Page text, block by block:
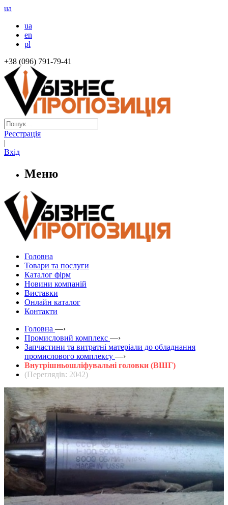
ua
ua
en
pl
+38 (096) 791-79-41
Реєстрація
|
Вхід
Меню
Головна
Товари та послуги
Каталог фірм
Новини компаній
Виставки
Онлайн каталог
Контакти
Головна —›
Промисловий комплекс —›
Запчастини та витратні матеріали до обладнання
промислового комплексу —›
Внутрішньошліфувальні головки (ВШГ)
(Переглядів: 2042)